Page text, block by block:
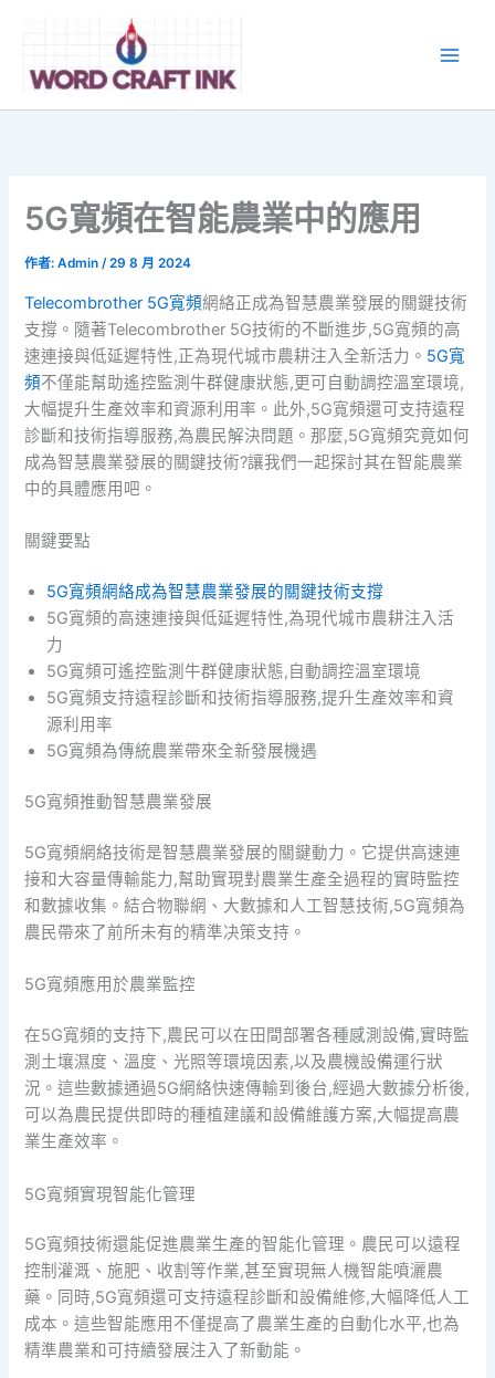
5G寬頻在智能農業中的應用
作者:Admin/29 8 月 2024
Telecombrother 5G寬頻網絡正成為智慧農業發展的關鍵技術
支撐。隨著Telecombrother 5G技術的不斷進步,5G寬頻的高
速連接與低延遲特性,正為現代城市農耕注入全新活力。 5G寬
頻不僅能幫助遙控監測牛群健康狀態,更可自動調控溫室環境,
大幅提升生產效率和資源利用率。此外,5G寬頻還可支持遠程
診斷和技術指導服務,為農民解決問題。那麼,5G寬頻究竟如何
成為智慧農業發展的關鍵技術?讓我們一起探討其在智能農業
中的具體應用吧。
關鍵要點
5G寬頻網絡成為智慧農業發展的關鍵技術支撐
5G寬頻的高速連接與低延遲特性,為現代城市農耕注入活
力
5G寬頻可遙控監測牛群健康狀態,自動調控溫室環境
5G寬頻支持遠程診斷和技術指導服務,提升生產效率和資
源利用率
5G寬頻為傳統農業帶來全新發展機遇
5G寬頻推動智慧農業發展
5G寬頻網絡技術是智慧農業發展的關鍵動力。它提供高速連
接和大容量傳輸能力,幫助實現對農業生產全過程的實時監控
和數據收集。結合物聯網、大數據和人工智慧技術,5G寬頻為
農民帶來了前所未有的精準决策支持。
5G寬頻應用於農業監控
在5G寬頻的支持下,農民可以在田間部署各種感測設備,實時監
測土壤濕度、溫度、光照等環境因素,以及農機設備運行狀
況。這些數據通過5G網絡快速傳輸到後台,經過大數據分析後,
可以為農民提供即時的種植建議和設備維護方案,大幅提高農
業生產效率。
5G寬頻實現智能化管理
5G寬頻技術還能促進農業生產的智能化管理。農民可以遠程
控制灌溉、施肥、收割等作業,甚至實現無人機智能噴灑農
藥。同時,5G寬頻還可支持遠程診斷和設備維修,大幅降低人工
成本。這些智能應用不僅提高了農業生產的自動化水平,也為
精準農業和可持續發展注入了新動能。